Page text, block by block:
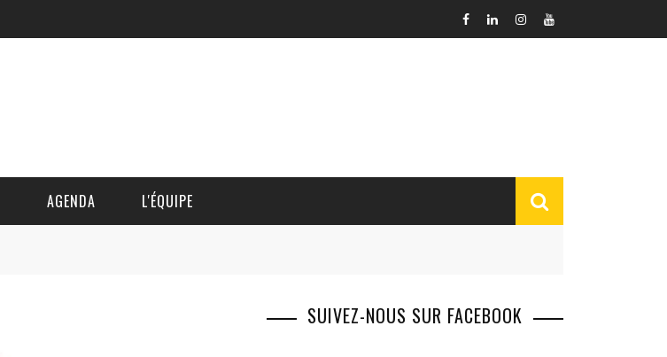
AGENDA L'ÉQUIPE
SUIVEZ-NOUS SUR FACEBOOK